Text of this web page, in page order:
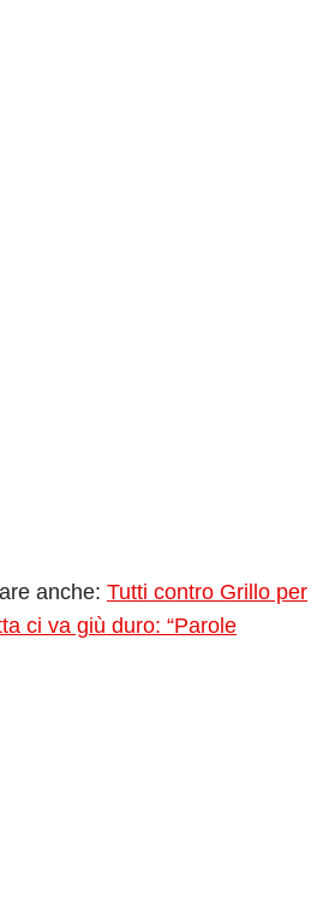
anche: Tutti contro Grillo per
ci va giù duro: “Parole